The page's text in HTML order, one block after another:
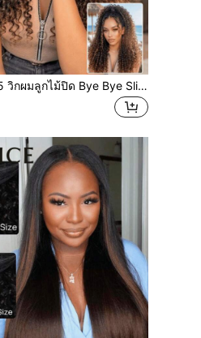
วิกผม 7x5 วิกผมลูกไม้ปิด Bye Bye Slip™ Glueless Lace ไฮไลท์สีดำถึงน้ำตาลแดง Ombre Burmese Curly พร้อมปลายม้วนนิ้ว วิกผมสวมใส่ไปกับ Invisi Drawstring Defined Coils ผมมนุษย์ 100% ตัดล่วงหน้า ฟอกล่วงหน้า ถอนล่วงหน้า Unice Hair สำหรับผู้หญิง